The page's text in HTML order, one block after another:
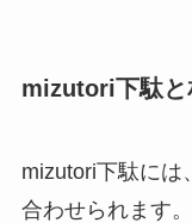
mizutori下駄と
mizutori下駄には
合わせられます。